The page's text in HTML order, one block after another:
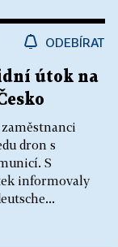
ODEBÍRAT
útok na
dron s
S
informovaly